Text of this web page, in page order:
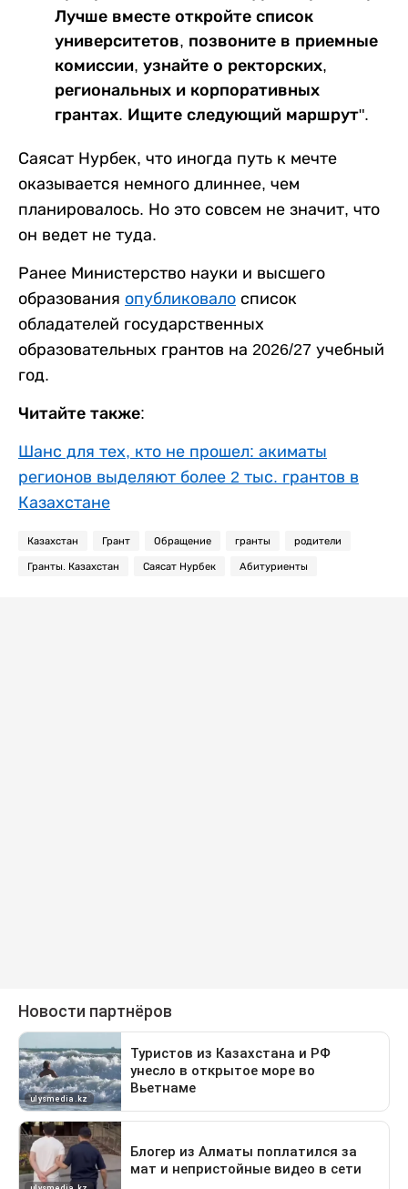
Лучше вместе откройте список
университетов, позвоните в приемные
комиссии, узнайте о ректорских,
региональных и корпоративных
грантах. Ищите следующий маршрут".
Саясат Нурбек, что иногда путь к мечте
оказывается немного длиннее, чем
планировалось. Но это совсем не значит, что
он ведет не туда.
Ранее Министерство науки и высшего
образования опубликовало список
обладателей государственных
образовательных грантов на 2026/27 учебный
год.
Читайте также:
Шанс для тех, кто не прошел: акиматы
регионов выделяют более 2 тыс. грантов в
Казахстане
Казахстан Грант Обращение гранты родители
Гранты. Казахстан Саясат Нурбек Абитуриенты